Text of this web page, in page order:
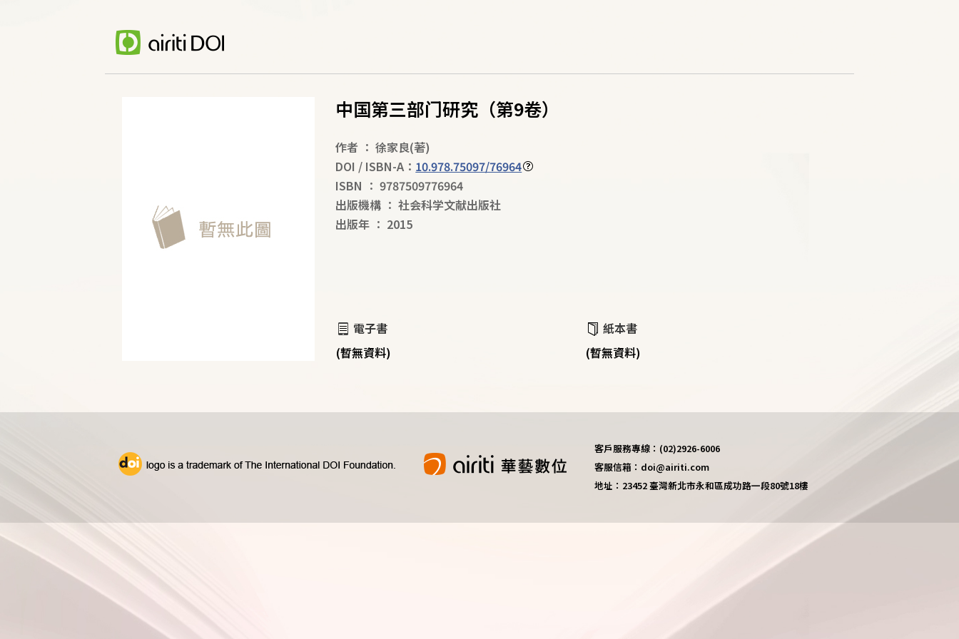
中国第三部门研究（第9卷）
作者 ： 徐家良(著)
DOI / ISBN-A： 10.978.75097/76964
ISBN ： 9787509776964
出版機構 ： 社会科学文献出版社
出版年 ： 2015
電子書
(暫無資料)
紙本書
(暫無資料)
客戶服務專線：(02)2926-6006
客服信箱：doi@airiti.com
地址：23452 臺灣新北市永和區成功路一段80號18樓